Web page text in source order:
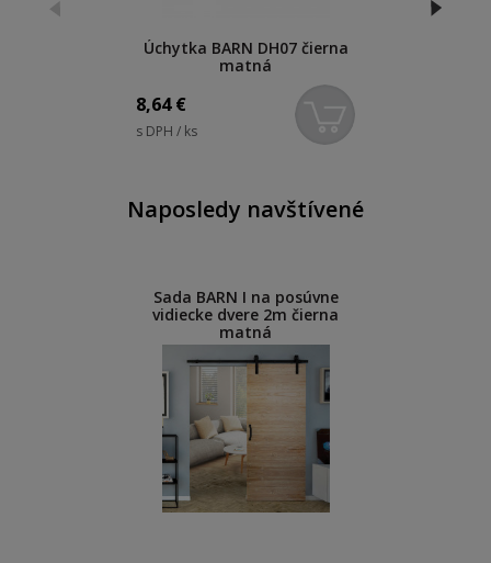
Úchytka BARN DH07 čierna
matná
8,64 €
s DPH / ks
Naposledy navštívené
Sada BARN I na posúvne
vidiecke dvere 2m čierna
matná